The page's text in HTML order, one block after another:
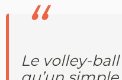
Le volley-